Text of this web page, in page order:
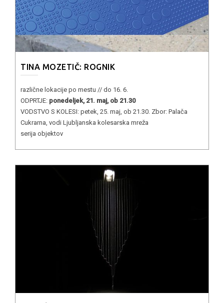
TINA MOZETIČ: ROGNIK
različne lokacije po mestu // do 16. 6.
ODPRTJE: ponedeljek, 21. maj, ob 21.30
VODSTVO S KOLESI: petek, 25. maj, ob 21.30. Zbor: Palača
Cukrarna, vodi Ljubljanska kolesarska mreža
serija objektov